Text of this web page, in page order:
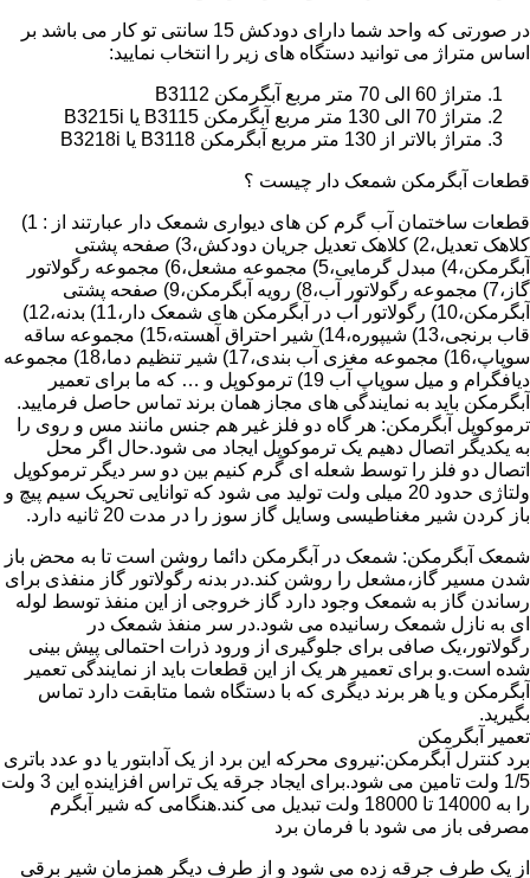
در صورتی که واحد شما دارای دودکش 15 سانتی تو کار می باشد بر
اساس متراژ می توانید دستگاه های زیر را انتخاب نمایید:
متراژ 60 الی 70 متر مربع آبگرمکن B3112
متراژ 70 الی 130 متر مربع آبگرمکن B3115 یا B3215i
متراژ بالاتر از 130 متر مربع آبگرمکن B3118 یا B3218i
قطعات آبگرمکن شمعک دار چیست ؟
قطعات ساختمان آب گرم کن های دیواری شمعک دار عبارتند از : 1)
کلاهک تعدیل،2) کلاهک تعدیل جریان دودکش،3) صفحه پشتی
آبگرمکن،4) مبدل گرمایی،5) مجموعه مشعل،6) مجموعه رگولاتور
گاز،7) مجموعه رگولاتور آب،8) رویه آبگرمکن،9) صفحه پشتی
آبگرمکن،10) رگولاتور آب در آبگرمکن های شمعک دار،11) بدنه،12)
قاب برنجی،13) شیپوره،14) شیر احتراق آهسته،15) مجموعه ساقه
سوپاپ،16) مجموعه مغزی آب بندی،17) شیر تنظیم دما،18) مجموعه
دیافگرام و میل سوپاپ آب 19) ترموکوپل و … که ما برای تعمیر
آبگرمکن باید به نمایندگی های مجاز همان برند تماس حاصل فرمایید.
ترموکوپل آبگرمکن: هر گاه دو فلز غیر هم جنس مانند مس و روی را
به یکدیگر اتصال دهیم یک ترموکوپل ایجاد می شود.حال اگر محل
اتصال دو فلز را توسط شعله ای گرم کنیم بین دو سر دیگر ترموکوپل
ولتاژی حدود 20 میلی ولت تولید می شود که توانایی تحریک سیم پیچ و
باز کردن شیر مغناطیسی وسایل گاز سوز را در مدت 20 ثانیه دارد.
شمعک آبگرمکن: شمعک در آبگرمکن دائما روشن است تا به محض باز
شدن مسیر گاز،مشعل را روشن کند.در بدنه رگولاتور گاز منفذی برای
رساندن گاز به شمعک وجود دارد گاز خروجی از این منفذ توسط لوله
ای به نازل شمعک رسانیده می شود.در سر منفذ شمعک در
رگولاتور،یک صافی برای جلوگیری از ورود ذرات احتمالی پیش بینی
شده است.و برای تعمیر هر یک از این قطعات باید از نمایندگی تعمیر
آبگرمکن و یا هر برند دیگری که با دستگاه شما متابقت دارد تماس
بگیرید.
تعمیر آبگرمکن
برد کنترل آبگرمکن:نیروی محرکه این برد از یک آدابتور یا دو عدد باتری
1/5 ولت تامین می شود.برای ایجاد جرقه یک تراس افزاینده این 3 ولت
را به 14000 تا 18000 ولت تبدیل می کند.هنگامی که شیر آبگرم
مصرفی باز می شود با فرمان برد
از یک طرف جرقه زده می شود و از طرف دیگر همزمان شیر برقی